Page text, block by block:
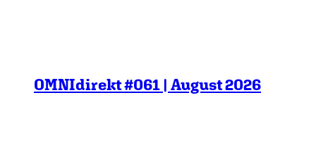
OMNIdirekt #061 | August 2026